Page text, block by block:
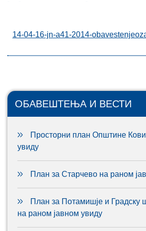
14-04-16-jn-a41-2014-
ОБАВЕШТЕЊА И ВЕСТИ
Просторни план Општине
увиду
План за Старчево на раном
План за Потамишје и Градску
на раном јавном увиду